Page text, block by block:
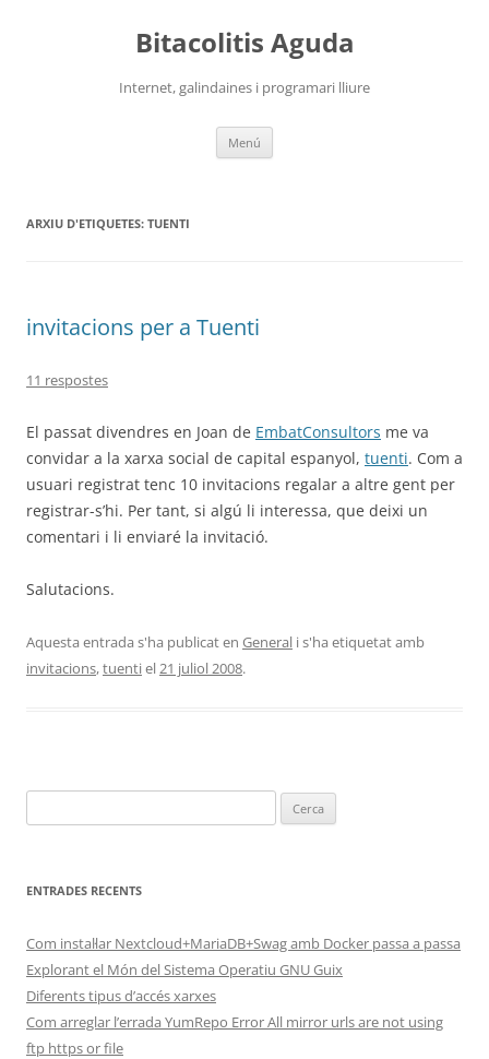
Bitacolitis Aguda
Internet, galindaines i programari lliure
Menú
ARXIU D'ETIQUETES: TUENTI
invitacions per a Tuenti
11 respostes
El passat divendres en Joan de EmbatConsultors me va
convidar a la xarxa social de capital espanyol, tuenti. Com a
usuari registrat tenc 10 invitacions regalar a altre gent per
registrar-s’hi. Per tant, si algú li interessa, que deixi un
comentari i li enviaré la invitació.
Salutacions.
Aquesta entrada s'ha publicat en General i s'ha etiquetat amb
invitacions,tuentiel21 juliol 2008.
ENTRADES RECENTS
Com instal·lar Nextcloud+MariaDB+Swag amb Docker passa a passa
Explorant el Món del Sistema Operatiu GNU Guix
Diferents tipus d’accés xarxes
Com arreglar l’errada YumRepo Error All mirror urls are not using
ftp https or file